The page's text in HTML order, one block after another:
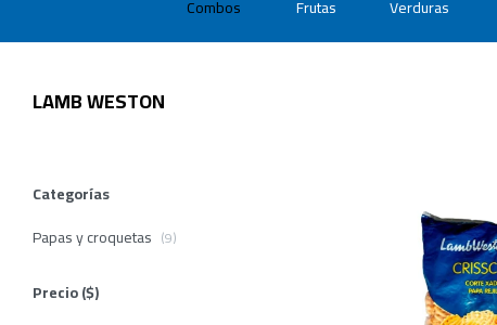
Combos Frutas Verduras
LAMB WESTON
Categorías
Papas y croquetas (9)
Precio($)